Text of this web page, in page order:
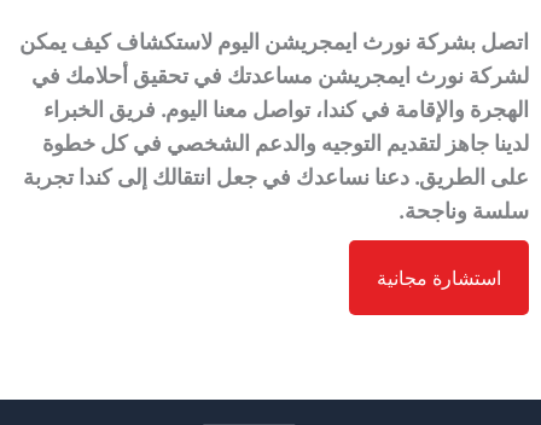
اتصل بشركة نورث ايمجريشن اليوم لاستكشاف كيف يمكن
لشركة نورث ايمجريشن مساعدتك في تحقيق أحلامك في
الهجرة والإقامة في كندا، تواصل معنا اليوم. فريق الخبراء
لدينا جاهز لتقديم التوجيه والدعم الشخصي في كل خطوة
على الطريق. دعنا نساعدك في جعل انتقالك إلى كندا تجربة
سلسة وناجحة.
استشارة مجانية